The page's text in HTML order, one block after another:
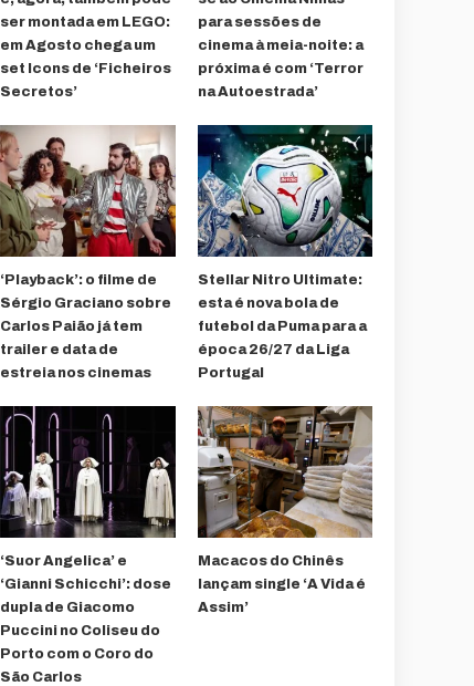
ser montada em LEGO:
em Agosto chega um
set Icons de ‘Ficheiros
Secretos’
para sessões de
cinema à meia-noite: a
próxima é com ‘Terror
na Autoestrada’
‘Playback’: o filme de
Sérgio Graciano sobre
Carlos Paião já tem
trailer e data de
estreia nos cinemas
Stellar Nitro Ultimate:
esta é nova bola de
futebol da Puma para a
época 26/27 da Liga
Portugal
‘Suor Angelica’ e
‘Gianni Schicchi’: dose
dupla de Giacomo
Puccini no Coliseu do
Porto com o Coro do
São Carlos
Macacos do Chinês
lançam single ‘A Vida é
Assim’